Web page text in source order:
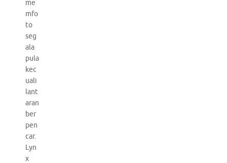
me
mfo
to
seg
ala
pula
kec
uali
lant
aran
ber
pen
car.
Lyn
x